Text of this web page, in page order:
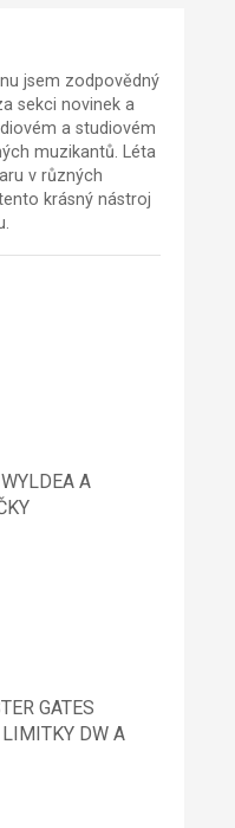
jsem zodpovědný
sekci novinek a
a studiovém
muzikantů. Léta
v různých
krásný nástroj
A
GATES
LIMITKY DW A